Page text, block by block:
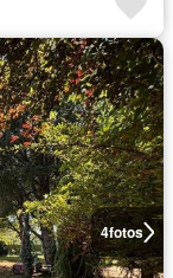
4fotos